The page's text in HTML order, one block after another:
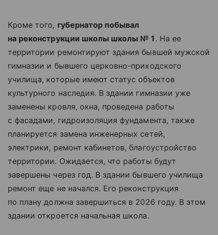
Кроме того, губернатор побывал
на реконструкции школы школы № 1 . На ее
территории ремонтируют здания бывшей мужской
гимназии и бывшего церковно-приходского
училища, которые имеют статус объектов
культурного наследия. В здании гимназии уже
заменены кровля, окна, проведена работы
с фасадами, гидроизоляция фундамента, также
планируется замена инженерных сетей,
электрики, ремонт кабинетов, благоустройство
территории. Ожидается, что работы будут
завершены через год. В здании бывшего училища
ремонт еще не начался. Его реконструкция
по плану должна завершиться в 2026 году. В этом
здании откроется начальная школа.